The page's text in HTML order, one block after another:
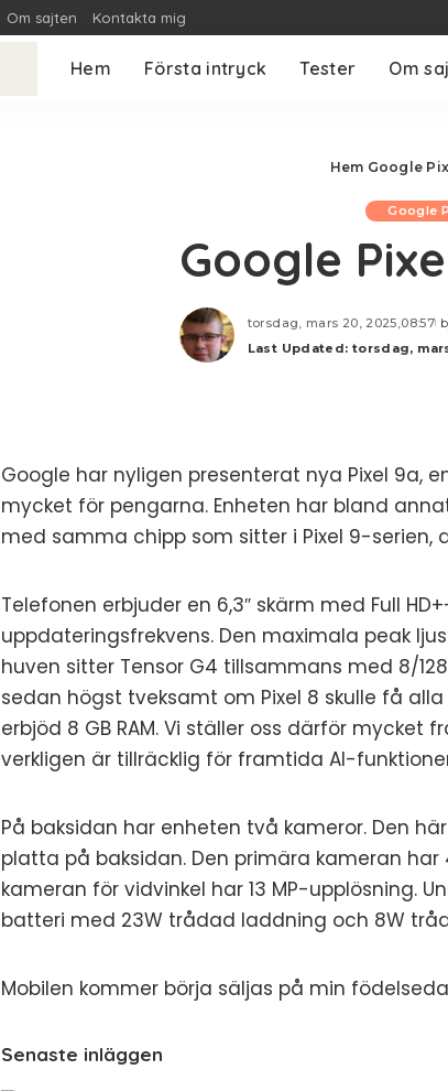
Om sajten Kontakta mig
Hem Första intryck Tester Om
Hem Google
Google
Google
torsdag, mars 20, 2025,08:57
Last Updated: torsdag,
Google har nyligen presenterat nya Pixel 9a,
mycket för pengarna. Enheten har bland
med samma chipp som sitter i Pixel 9-serien,
Telefonen erbjuder en 6,3″ skärm med Full
uppdateringsfrekvens. Den maximala peak
huven sitter Tensor G4 tillsammans med 8/
sedan högst tveksamt om Pixel 8 skulle få
erbjöd 8 GB RAM. Vi ställer oss därför mycket
verkligen är tillräcklig för framtida AI-
På baksidan har enheten två kameror. Den
platta på baksidan. Den primära kameran
kameran för vidvinkel har 13 MP-upplösning.
batteri med 23W trådad laddning och 8W
Mobilen kommer börja säljas på min
Senaste inläggen